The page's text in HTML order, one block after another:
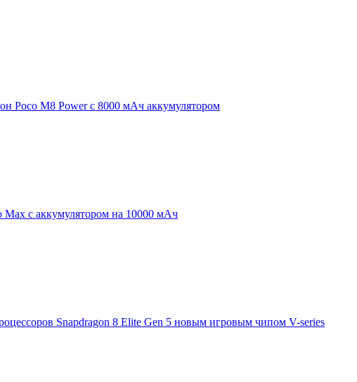
Poco M8 Power с 8000 мАч аккумулятором
с аккумулятором на 10000 мАч
Snapdragon 8 Elite Gen 5 новым игровым чипом V-series